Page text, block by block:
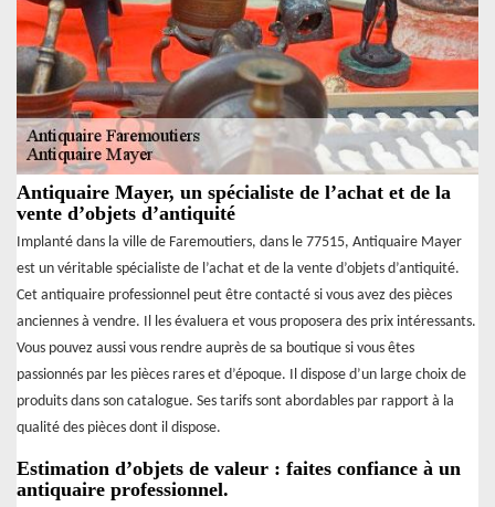
Antiquaire Mayer, un spécialiste de l’achat et de la
vente d’objets d’antiquité
Implanté dans la ville de Faremoutiers, dans le 77515, Antiquaire Mayer
est un véritable spécialiste de l’achat et de la vente d’objets d’antiquité.
Cet antiquaire professionnel peut être contacté si vous avez des pièces
anciennes à vendre. Il les évaluera et vous proposera des prix intéressants.
Vous pouvez aussi vous rendre auprès de sa boutique si vous êtes
passionnés par les pièces rares et d’époque. Il dispose d’un large choix de
produits dans son catalogue. Ses tarifs sont abordables par rapport à la
qualité des pièces dont il dispose.
Estimation d’objets de valeur : faites confiance à un
antiquaire professionnel.